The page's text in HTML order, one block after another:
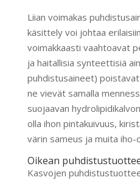
Liian voimakas
käsittely voi johtaa
voimakkaasti vaahtoavat
ja haitallisia synteettisiä
puhdistusaineet)
ne vievät samalla
suojaavan
olla ihon pintakuivuus,
värin sameus ja muita iho-
Oikean
Kasvojen